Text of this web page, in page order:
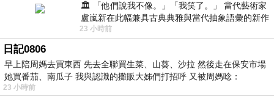
🏛️ 「他們說我不像。」「我笑了。」 當代藝術家
盧嵐新在此幅兼具古典典雅與當代抽象語彙的新作
中，以沈靜的藍色空間為背景，描繪了
23 小時前
日記0806
早上陪周媽去買東西 先去全聯買生菜、山葵、沙拉 然後走在保安市場
她買番茄、南瓜子 我與認識的攤販大姊們打招呼 又被周媽唸：
23 小時前